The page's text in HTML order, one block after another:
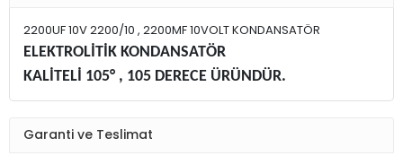
2200UF 10V 2200/10 , 2200MF 10VOLT KONDANSATÖR
ELEKTROLİTİK KONDANSATÖR
KALİTELİ 105° , 105 DERECE ÜRÜNDÜR.
Garanti ve Teslimat